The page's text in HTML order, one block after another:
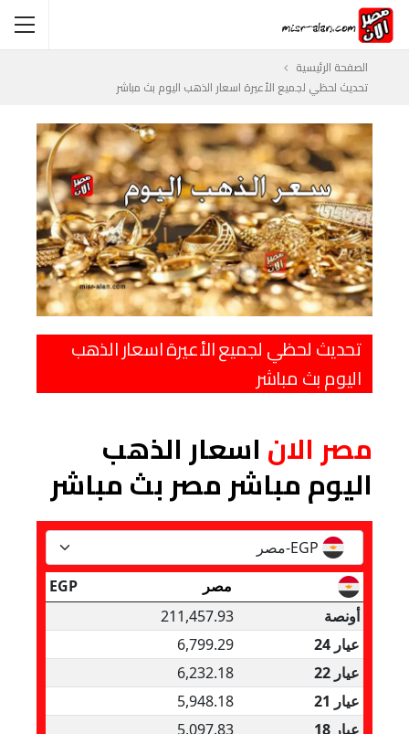
الصفحة الرئيسية
تحديث لحظي لجميع الأعيرة اسعار الذهب اليوم بث مباشر
تحديث لحظي لجميع الأعيرة اسعار الذهب
اليوم بث مباشر
مصر الاناسعار الذهب
اليوم مباشر مصر بث مباشر